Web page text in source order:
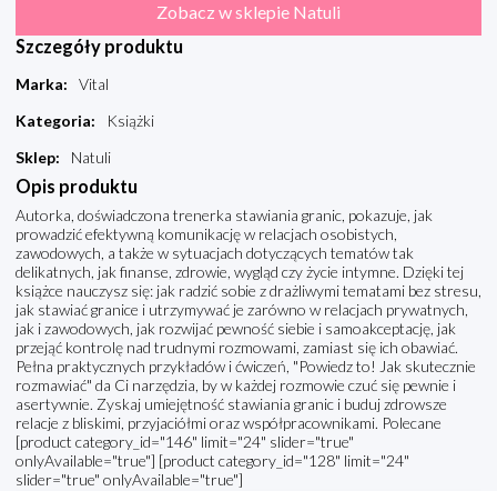
Zobacz w sklepie Natuli
Szczegóły produktu
Marka:
Vital
Kategoria:
Książki
Sklep: Natuli
Opis produktu
Autorka, doświadczona trenerka stawiania granic, pokazuje, jak
prowadzić efektywną komunikację w relacjach osobistych,
zawodowych, a także w sytuacjach dotyczących tematów tak
delikatnych, jak finanse, zdrowie, wygląd czy życie intymne. Dzięki tej
książce nauczysz się: jak radzić sobie z drażliwymi tematami bez stresu,
jak stawiać granice i utrzymywać je zarówno w relacjach prywatnych,
jak i zawodowych, jak rozwijać pewność siebie i samoakceptację, jak
przejąć kontrolę nad trudnymi rozmowami, zamiast się ich obawiać.
Pełna praktycznych przykładów i ćwiczeń, "Powiedz to! Jak skutecznie
rozmawiać" da Ci narzędzia, by w każdej rozmowie czuć się pewnie i
asertywnie. Zyskaj umiejętność stawiania granic i buduj zdrowsze
relacje z bliskimi, przyjaciółmi oraz współpracownikami. Polecane
[product category_id="146" limit="24" slider="true"
onlyAvailable="true"] [product category_id="128" limit="24"
slider="true" onlyAvailable="true"]